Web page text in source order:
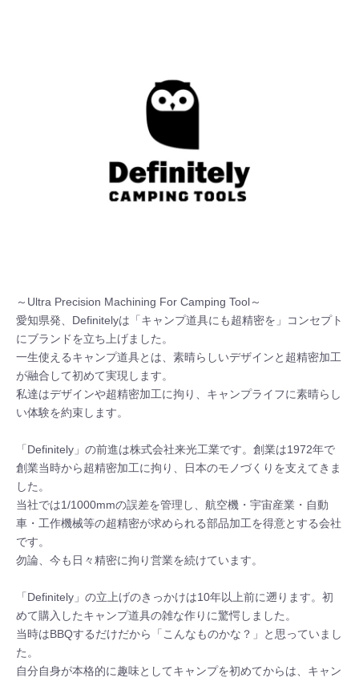
～Ultra Precision Machining For Camping Tool～
愛知県発、Definitelyは「キャンプ道具にも超精密を」コンセプト
にブランドを立ち上げました。
一生使えるキャンプ道具とは、素晴らしいデザインと超精密加工
が融合して初めて実現します。
私達はデザインや超精密加工に拘り、キャンプライフに素晴らし
い体験を約束します。
「Definitely」の前進は株式会社来光工業です。創業は1972年で
創業当時から超精密加工に拘り、日本のモノづくりを支えてきま
した。
当社では1/1000mmの誤差を管理し、航空機・宇宙産業・自動
車・工作機械等の超精密が求められる部品加工を得意とする会社
です。
勿論、今も日々精密に拘り営業を続けています。
「Definitely」の立上げのきっかけは10年以上前に遡ります。初
めて購入したキャンプ道具の雑な作りに驚愕しました。
当時はBBQするだけだから「こんなものかな？」と思っていまし
た。
自分自身が本格的に趣味としてキャンプを初めてからは、キャン